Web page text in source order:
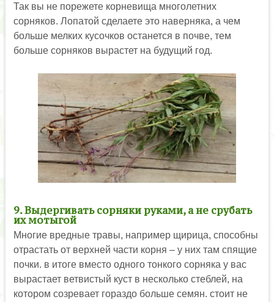
Так вы не порежете корневища многолетних
сорняков. Лопатой сделаете это наверняка, а чем
больше мелких кусочков останется в почве, тем
больше сорняков вырастет на будущий год.
9. Выдергивать сорняки руками, а не срубать
их мотыгой
Многие вредные травы, например щирица, способны
отрастать от верхней части корня – у них там спящие
почки. в итоге вместо одного тонкого сорняка у вас
вырастает ветвистый куст в несколько стеблей, на
котором созревает гораздо больше семян. стоит не